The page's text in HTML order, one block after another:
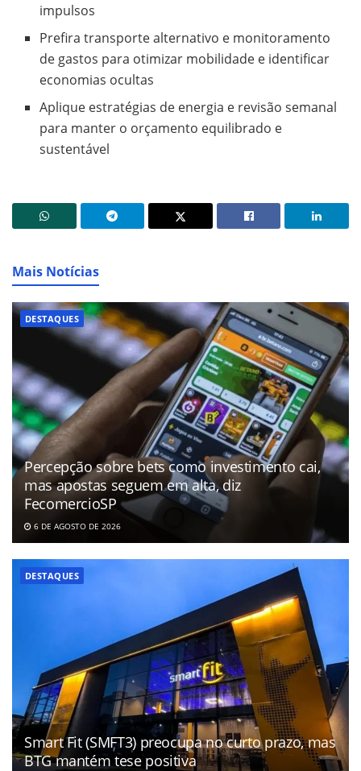
impulsos
Prefira transporte alternativo e monitoramento
de gastos para otimizar mobilidade e identificar
economias ocultas
Aplique estratégias de energia e revisão semanal
para manter o orçamento equilibrado e
sustentável
Mais Notícias
DESTAQUES
Percepção sobre bets como investimento cai,
mas apostas seguem em alta, diz
FecomercioSP
6 DE AGOSTO DE 2026
DESTAQUES
Smart Fit (SMFT3) preocupa no curto prazo, mas
BTG mantém tese positiva